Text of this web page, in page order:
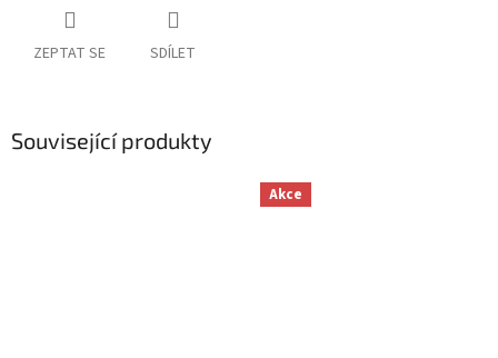
ZEPTAT SE SDÍLET
Související produkty
Akce